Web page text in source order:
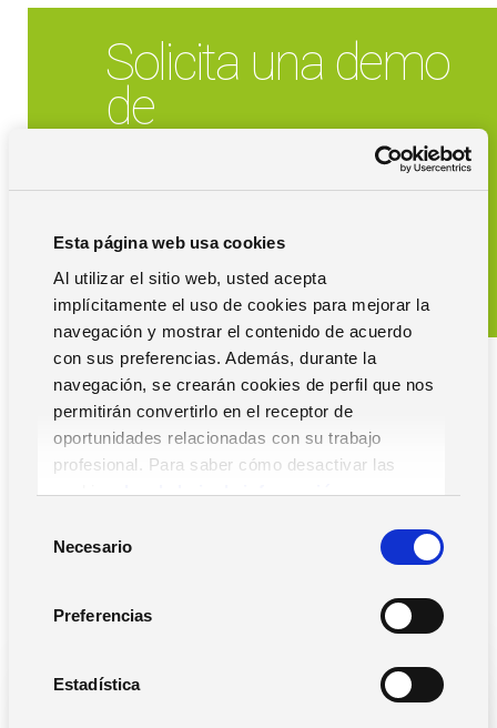
Esta página web usa cookies
Al utilizar el sitio web, usted acepta
implícitamente el uso de cookies para mejorar la
navegación y mostrar el contenido de acuerdo
con sus preferencias. Además, durante la
navegación, se crearán cookies de perfil que nos
permitirán convertirlo en el receptor de
oportunidades relacionadas con su trabajo
profesional. Para saber cómo desactivar las
cookies,Lea la hoja de información.
Necesario
Preferencias
Estadística
Solicita una demo
de
Planificación
Solicita una demo
Guías gratis para la
planificación
estratégica de RRHH